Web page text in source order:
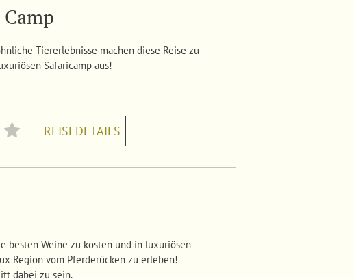
Tiererlebnisse machen diese Reise zu
Safaricamp aus!
REISEDETAILS
besten Weine zu kosten und in luxuriösen
Region vom Pferderücken zu erleben!
dabei zu sein.